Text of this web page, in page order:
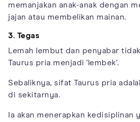
memanjakan anak-anak dengan
jajan atau membelikan mainan.
3. Tegas
Lemah lembut dan penyabar
Taurus pria menjadi 'lembek'.
Sebaliknya, sifat Taurus pria
di sekitarnya.
Ia akan menerapkan kedisiplinan